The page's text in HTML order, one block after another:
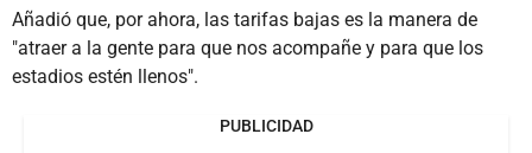
Añadió que, por ahora, las tarifas bajas es la manera de
"atraer a la gente para que nos acompañe y para que los
estadios estén llenos".
PUBLICIDAD